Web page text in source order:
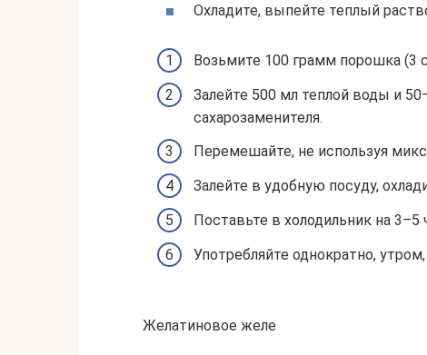
Охладите, выпейте теплый
Возьмите 100 грамм порошка (3
Залейте 500 мл теплой воды и
сахарозаменителя.
Перемешайте, не используя
Залейте в удобную посуду,
Поставьте в холодильник на 3–5
Употребляйте однократно,
Желатиновое желе